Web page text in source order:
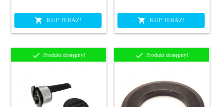
KUP TERAZ! KUP TERAZ!
Produkt dostępny! Produkt dostępny!